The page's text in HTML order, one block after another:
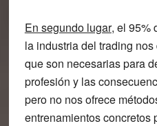
En segundo lugar, el 95%
la industria del trading
que son necesarias para
profesión y las
pero no nos ofrece
entrenamientos concretos